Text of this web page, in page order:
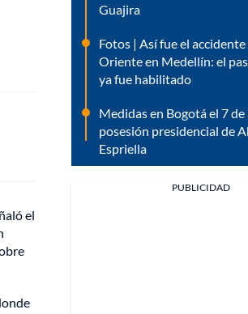
el
Guajira
Fotos | Así fue el
Oriente en Medellín: el
ya fue habilitado
Medidas en Bogotá el 7
posesión presidencial de
Espriella
PUBLICIDAD